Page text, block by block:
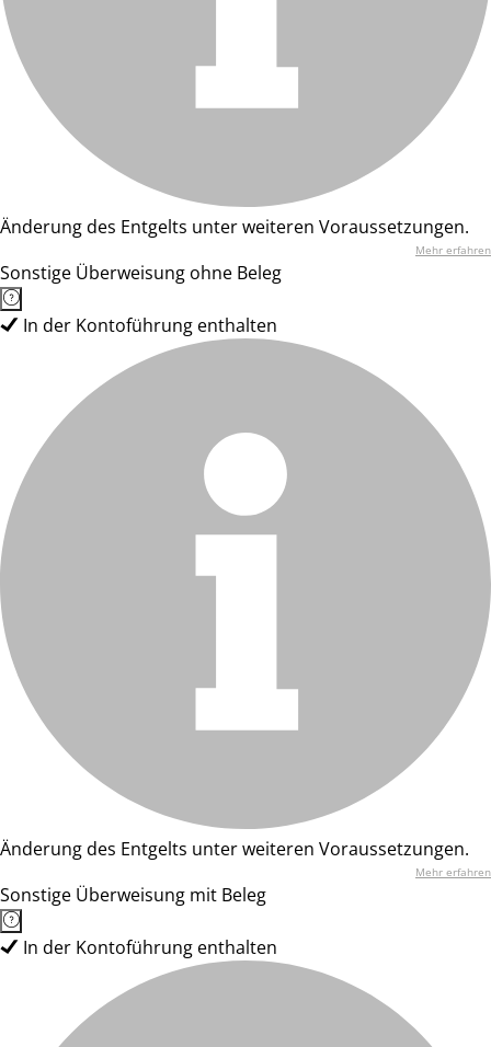
Änderung des Entgelts unter weiteren Voraussetzungen.
Mehr erfahren
Sonstige Überweisung ohne Beleg
In der Kontoführung enthalten
Änderung des Entgelts unter weiteren Voraussetzungen.
Mehr erfahren
Sonstige Überweisung mit Beleg
In der Kontoführung enthalten